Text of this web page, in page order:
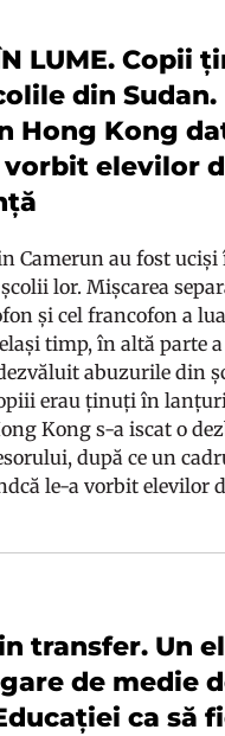
LUME. Copii
din Sudan.
Hong Kong
elevilor
Camerun au fost
lor. Mișcarea
și cel francofon a
timp, în altă parte
abuzurile din
erau ținuți în
Kong s-a iscat o
după ce un
le-a vorbit elevilor
transfer. Un
de medie
ca să